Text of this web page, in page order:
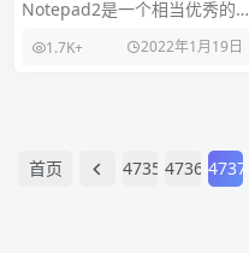
Notepad2是一个相当优秀的轻
基于Scintilla开发，体积
1.7K+ 2022年1月19日
首页 4735 4736 4737